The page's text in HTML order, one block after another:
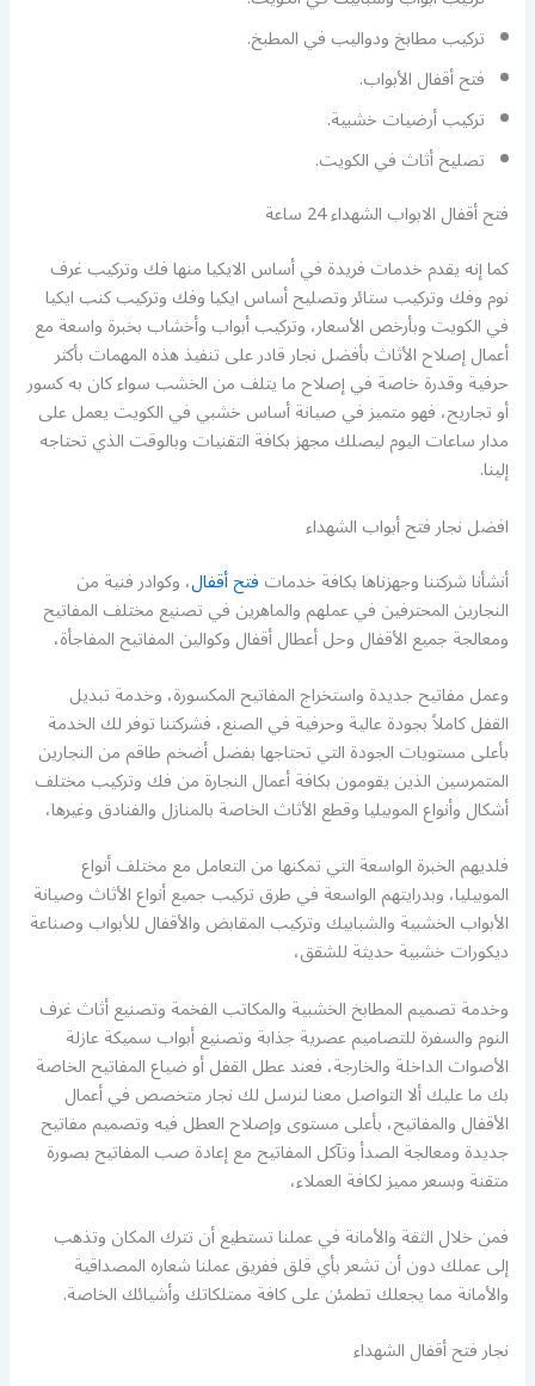
تركيب مطابخ ودواليب في المطبخ.
فتح أقفال الأبواب.
تركيب أرضيات خشبية.
تصليح أثاث في الكويت.
فتح أقفال الابواب الشهداء 24 ساعة
كما إنه يقدم خدمات فريدة في أساس الايكيا منها فك وتركيب غرف
نوم وفك وتركيب ستائر وتصليح أساس ايكيا وفك وتركيب كنب ايكيا
في الكويت وبأرخص الأسعار، وتركيب أبواب وأخشاب بخبرة واسعة مع
أعمال إصلاح الأثاث بأفضل نجار قادر على تنفيذ هذه المهمات بأكثر
حرفية وقدرة خاصة في إصلاح ما يتلف من الخشب سواء كان به كسور
أو تجاريح، فهو متميز في صيانة أساس خشبي في الكويت يعمل على
مدار ساعات اليوم ليصلك مجهز بكافة التقنيات وبالوقت الذي تحتاجه
إلينا.
افضل نجار فتح أبواب الشهداء
أنشأنا شركتنا وجهزناها بكافة خدماتفتح أقفال، وكوادر فنية من
النجارين المحترفين في عملهم والماهرين في تصنيع مختلف المفاتيح
ومعالجة جميع الأقفال وحل أعطال أقفال وكوالين المفاتيح المفاجأة،
وعمل مفاتيح جديدة واستخراج المفاتيح المكسورة، وخدمة تبديل
القفل كاملاً بجودة عالية وحرفية في الصنع، فشركتنا توفر لك الخدمة
بأعلى مستويات الجودة التي تحتاجها بفضل أضخم طاقم من النجارين
المتمرسين الذين يقومون بكافة أعمال النجارة من فك وتركيب مختلف
أشكال وأنواع الموبيليا وقطع الأثاث الخاصة بالمنازل والفنادق وغيرها،
فلديهم الخبرة الواسعة التي تمكنها من التعامل مع مختلف أنواع
الموبيليا، وبدرايتهم الواسعة في طرق تركيب جميع أنواع الأثاث وصيانة
الأبواب الخشبية والشبابيك وتركيب المقابض والأقفال للأبواب وصناعة
ديكورات خشبية حديثة للشقق،
وخدمة تصميم المطابخ الخشبية والمكاتب الفخمة وتصنيع أثاث غرف
النوم والسفرة للتصاميم عصرية جذابة وتصنيع أبواب سميكة عازلة
الأصوات الداخلة والخارجة، فعند عطل القفل أو ضياع المفاتيح الخاصة
بك ما عليك ألا التواصل معنا لنرسل لك نجار متخصص في أعمال
الأقفال والمفاتيح، بأعلى مستوى وإصلاح العطل فيه وتصميم مفاتيح
جديدة ومعالجة الصدأ وتآكل المفاتيح مع إعادة صب المفاتيح بصورة
متقنة وبسعر مميز لكافة العملاء،
فمن خلال الثقة والأمانة في عملنا تستطيع أن تترك المكان وتذهب
إلى عملك دون أن تشعر بأي قلق ففريق عملنا شعاره المصداقية
والأمانة مما يجعلك تطمئن على كافة ممتلكاتك وأشيائك الخاصة.
نجار فتح أقفال الشهداء